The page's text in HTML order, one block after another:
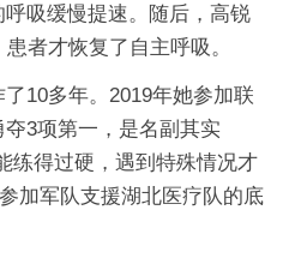
吸缓慢提速。随后，高锐
者才恢复了自主呼吸。
10多年。2019年她参加联
3项第一，是名副其实
练得过硬，遇到特殊情况才
加军队支援湖北医疗队的底